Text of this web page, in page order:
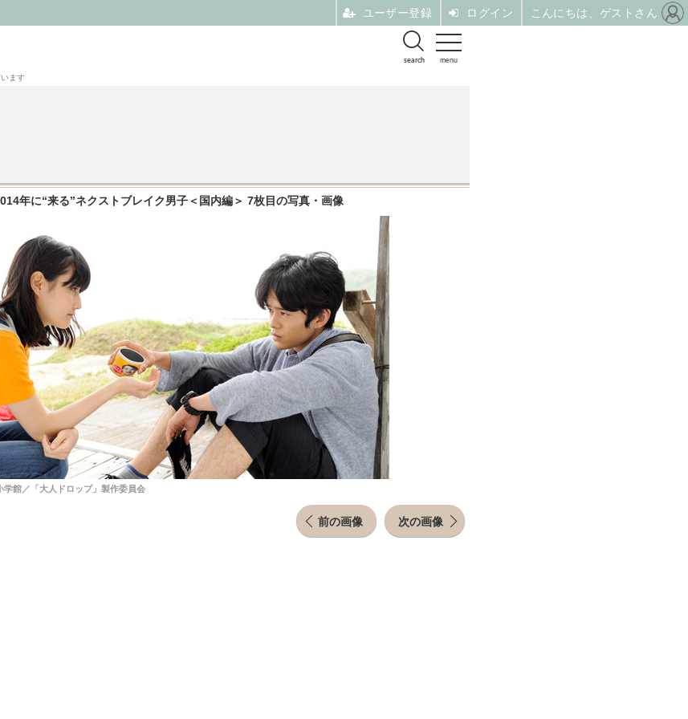
menu
search
ます
年に“来る”ネクストブレイク男子＜国内編＞ 7枚目の写真・画像
学館／「大人ドロップ」製作委員会
前の画像 次の画像
ユーザー登録 ログイン こんにちは、ゲストさん